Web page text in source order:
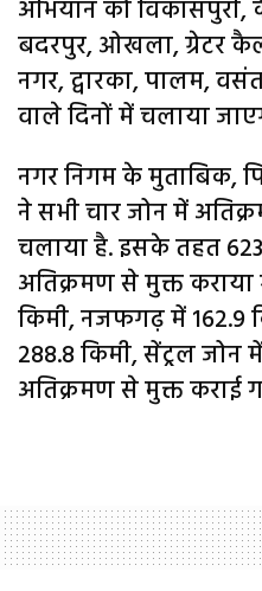
अभियान को विकासपुरी,
बदरपुर, ओखला, ग्रेटर
नगर, द्वारका, पालम,
वाले दिनों में चलाया
नगर निगम के मुताबिक,
ने सभी चार जोन में
चलाया है. इसके तहत
अतिक्रमण से मुक्त
किमी, नजफगढ़ में 162.9
288.8 किमी, सेंट्रल जोन
अतिक्रमण से मुक्त कराई